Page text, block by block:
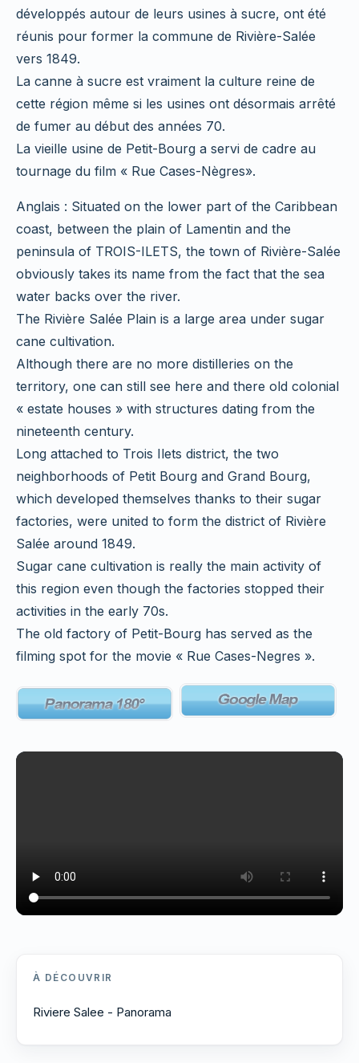
développés autour de leurs usines à sucre, ont été
réunis pour former la commune de Rivière-Salée
vers 1849.
La canne à sucre est vraiment la culture reine de
cette région même si les usines ont désormais arrêté
de fumer au début des années 70.
La vieille usine de Petit-Bourg a servi de cadre au
tournage du film « Rue Cases-Nègres».
Anglais : Situated on the lower part of the Caribbean
coast, between the plain of Lamentin and the
peninsula of TROIS-ILETS, the town of Rivière-Salée
obviously takes its name from the fact that the sea
water backs over the river.
The Rivière Salée Plain is a large area under sugar
cane cultivation.
Although there are no more distilleries on the
territory, one can still see here and there old colonial
« estate houses » with structures dating from the
nineteenth century.
Long attached to Trois Ilets district, the two
neighborhoods of Petit Bourg and Grand Bourg,
which developed themselves thanks to their sugar
factories, were united to form the district of Rivière
Salée around 1849.
Sugar cane cultivation is really the main activity of
this region even though the factories stopped their
activities in the early 70s.
The old factory of Petit-Bourg has served as the
filming spot for the movie « Rue Cases-Negres ».
À DÉCOUVRIR
Riviere Salee - Panorama